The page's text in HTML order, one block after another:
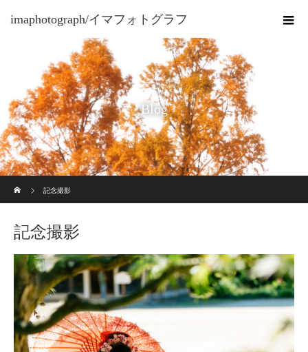
imaphotograph/イマフォトグラフ
Blog
記念撮影
記念撮影